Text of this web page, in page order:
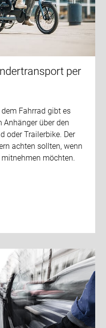
per
Fahrrad gibt es
Anhänger über den
oder Trailerbike. Der
achten sollten, wenn
möchten.